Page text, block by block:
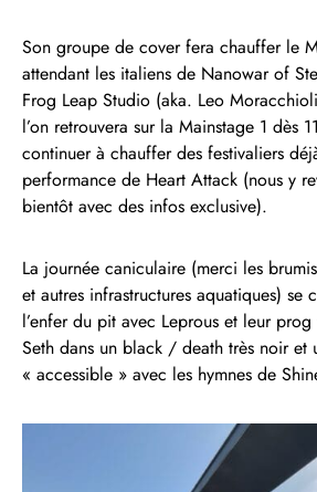
Son groupe de cover fera chauffer le
attendant les italiens de Nanowar of
Frog Leap Studio (aka. Leo
l’on retrouvera sur la Mainstage 1 dès
continuer à chauffer des festivaliers
performance de Heart Attack (nous y
bientôt avec des infos exclusive).
La journée caniculaire (merci les
et autres infrastructures aquatiques) se
l’enfer du pit avec Leprous et leur
Seth dans un black / death très noir et
« accessible » avec les hymnes de